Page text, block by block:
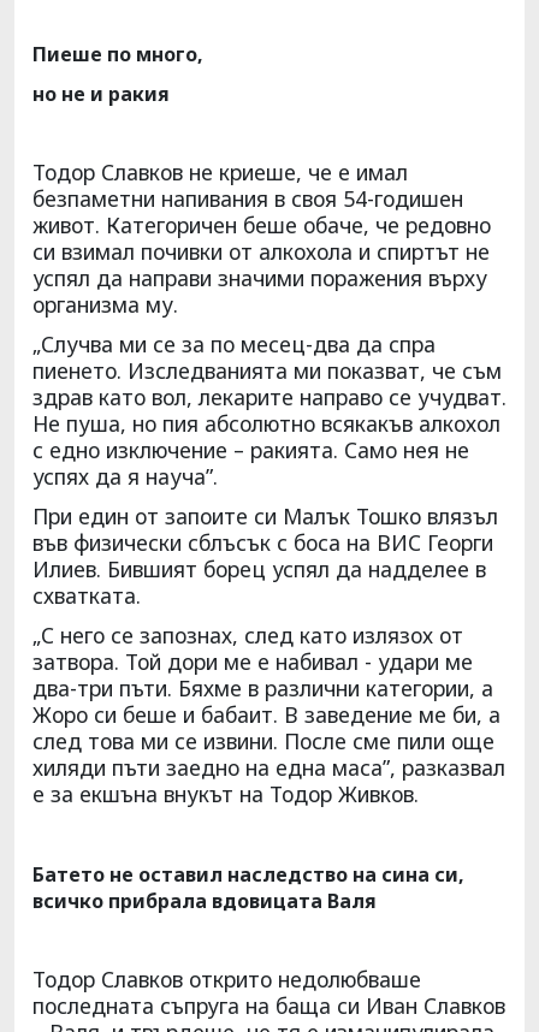
Пиеше по много,
но не и ракия
Тодор Славков не криеше, че е имал
безпаметни напивания в своя 54-годишен
живот. Категоричен беше обаче, че редовно
си взимал почивки от алкохола и спиртът не
успял да направи значими поражения върху
организма му.
„Случва ми се за по месец-два да спра
пиенето. Изследванията ми показват, че съм
здрав като вол, лекарите направо се учудват.
Не пуша, но пия абсолютно всякакъв алкохол
с едно изключение – ракията. Само нея не
успях да я науча”.
При един от запоите си Малък Тошко влязъл
във физически сблъсък с боса на ВИС Георги
Илиев. Бившият борец успял да надделее в
схватката.
„С него се запознах, след като излязох от
затвора. Той дори ме е набивал - удари ме
два-три пъти. Бяхме в различни категории, а
Жоро си беше и бабаит. В заведение ме би, а
след това ми се извини. После сме пили още
хиляди пъти заедно на една маса”, разказвал
е за екшъна внукът на Тодор Живков.
Батето не оставил наследство на сина си,
всичко прибрала вдовицата Валя
Тодор Славков открито недолюбваше
последната съпруга на баща си Иван Славков